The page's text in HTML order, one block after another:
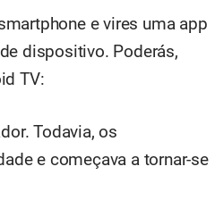
e vires uma app
dispositivo. Poderás,
TV:
Todavia, os
e começava a tornar-se